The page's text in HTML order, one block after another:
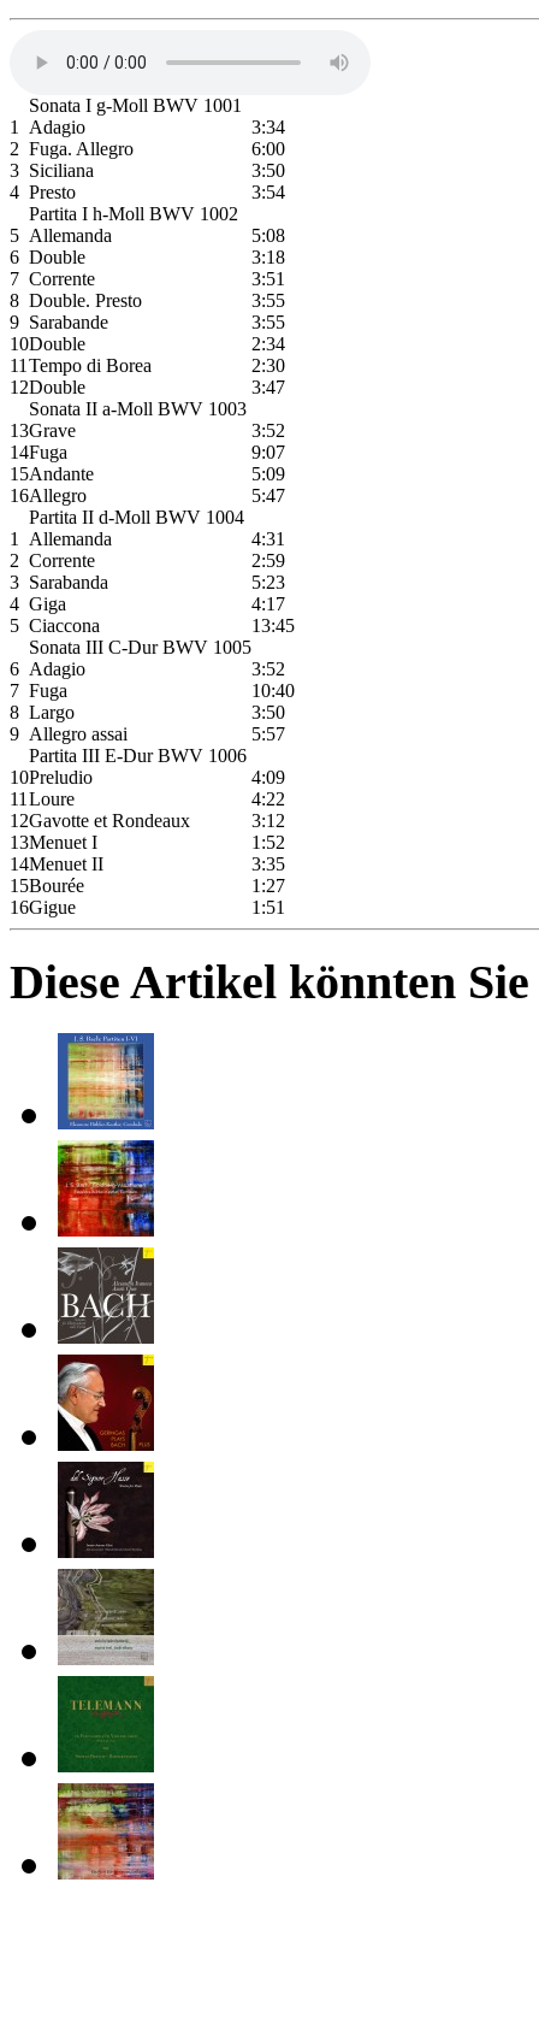
Sonata I g-Moll BWV 1001
1
Adagio
3:34
2 Fuga. Allegro
6:00
3 Siciliana
3:50
4 Presto
3:54
Partita I h-Moll BWV 1002
5 Allemanda
5:08
6 Double
3:18
7 Corrente
3:51
8 Double. Presto
3:55
9 Sarabande
3:55
10Double
2:34
11 Tempo di Borea
2:30
12Double
3:47
Sonata II a-Moll BWV 1003
13Grave
3:52
14Fuga
9:07
15Andante
5:09
16Allegro
5:47
Partita II d-Moll BWV 1004
1
Allemanda
4:31
2 Corrente
2:59
3 Sarabanda
5:23
4 Giga
4:17
5 Ciaccona
13:45
Sonata III C-Dur BWV 1005
6 Adagio
3:52
7 Fuga
10:40
8 Largo
3:50
9 Allegro assai
5:57
Partita III E-Dur BWV 1006
10Preludio
4:09
11 Loure
4:22
12Gavotte et Rondeaux
3:12
13Menuet I
1:52
14Menuet II
3:35
15Bourée
1:27
16Gigue 1:51
Diese Artikel könnten